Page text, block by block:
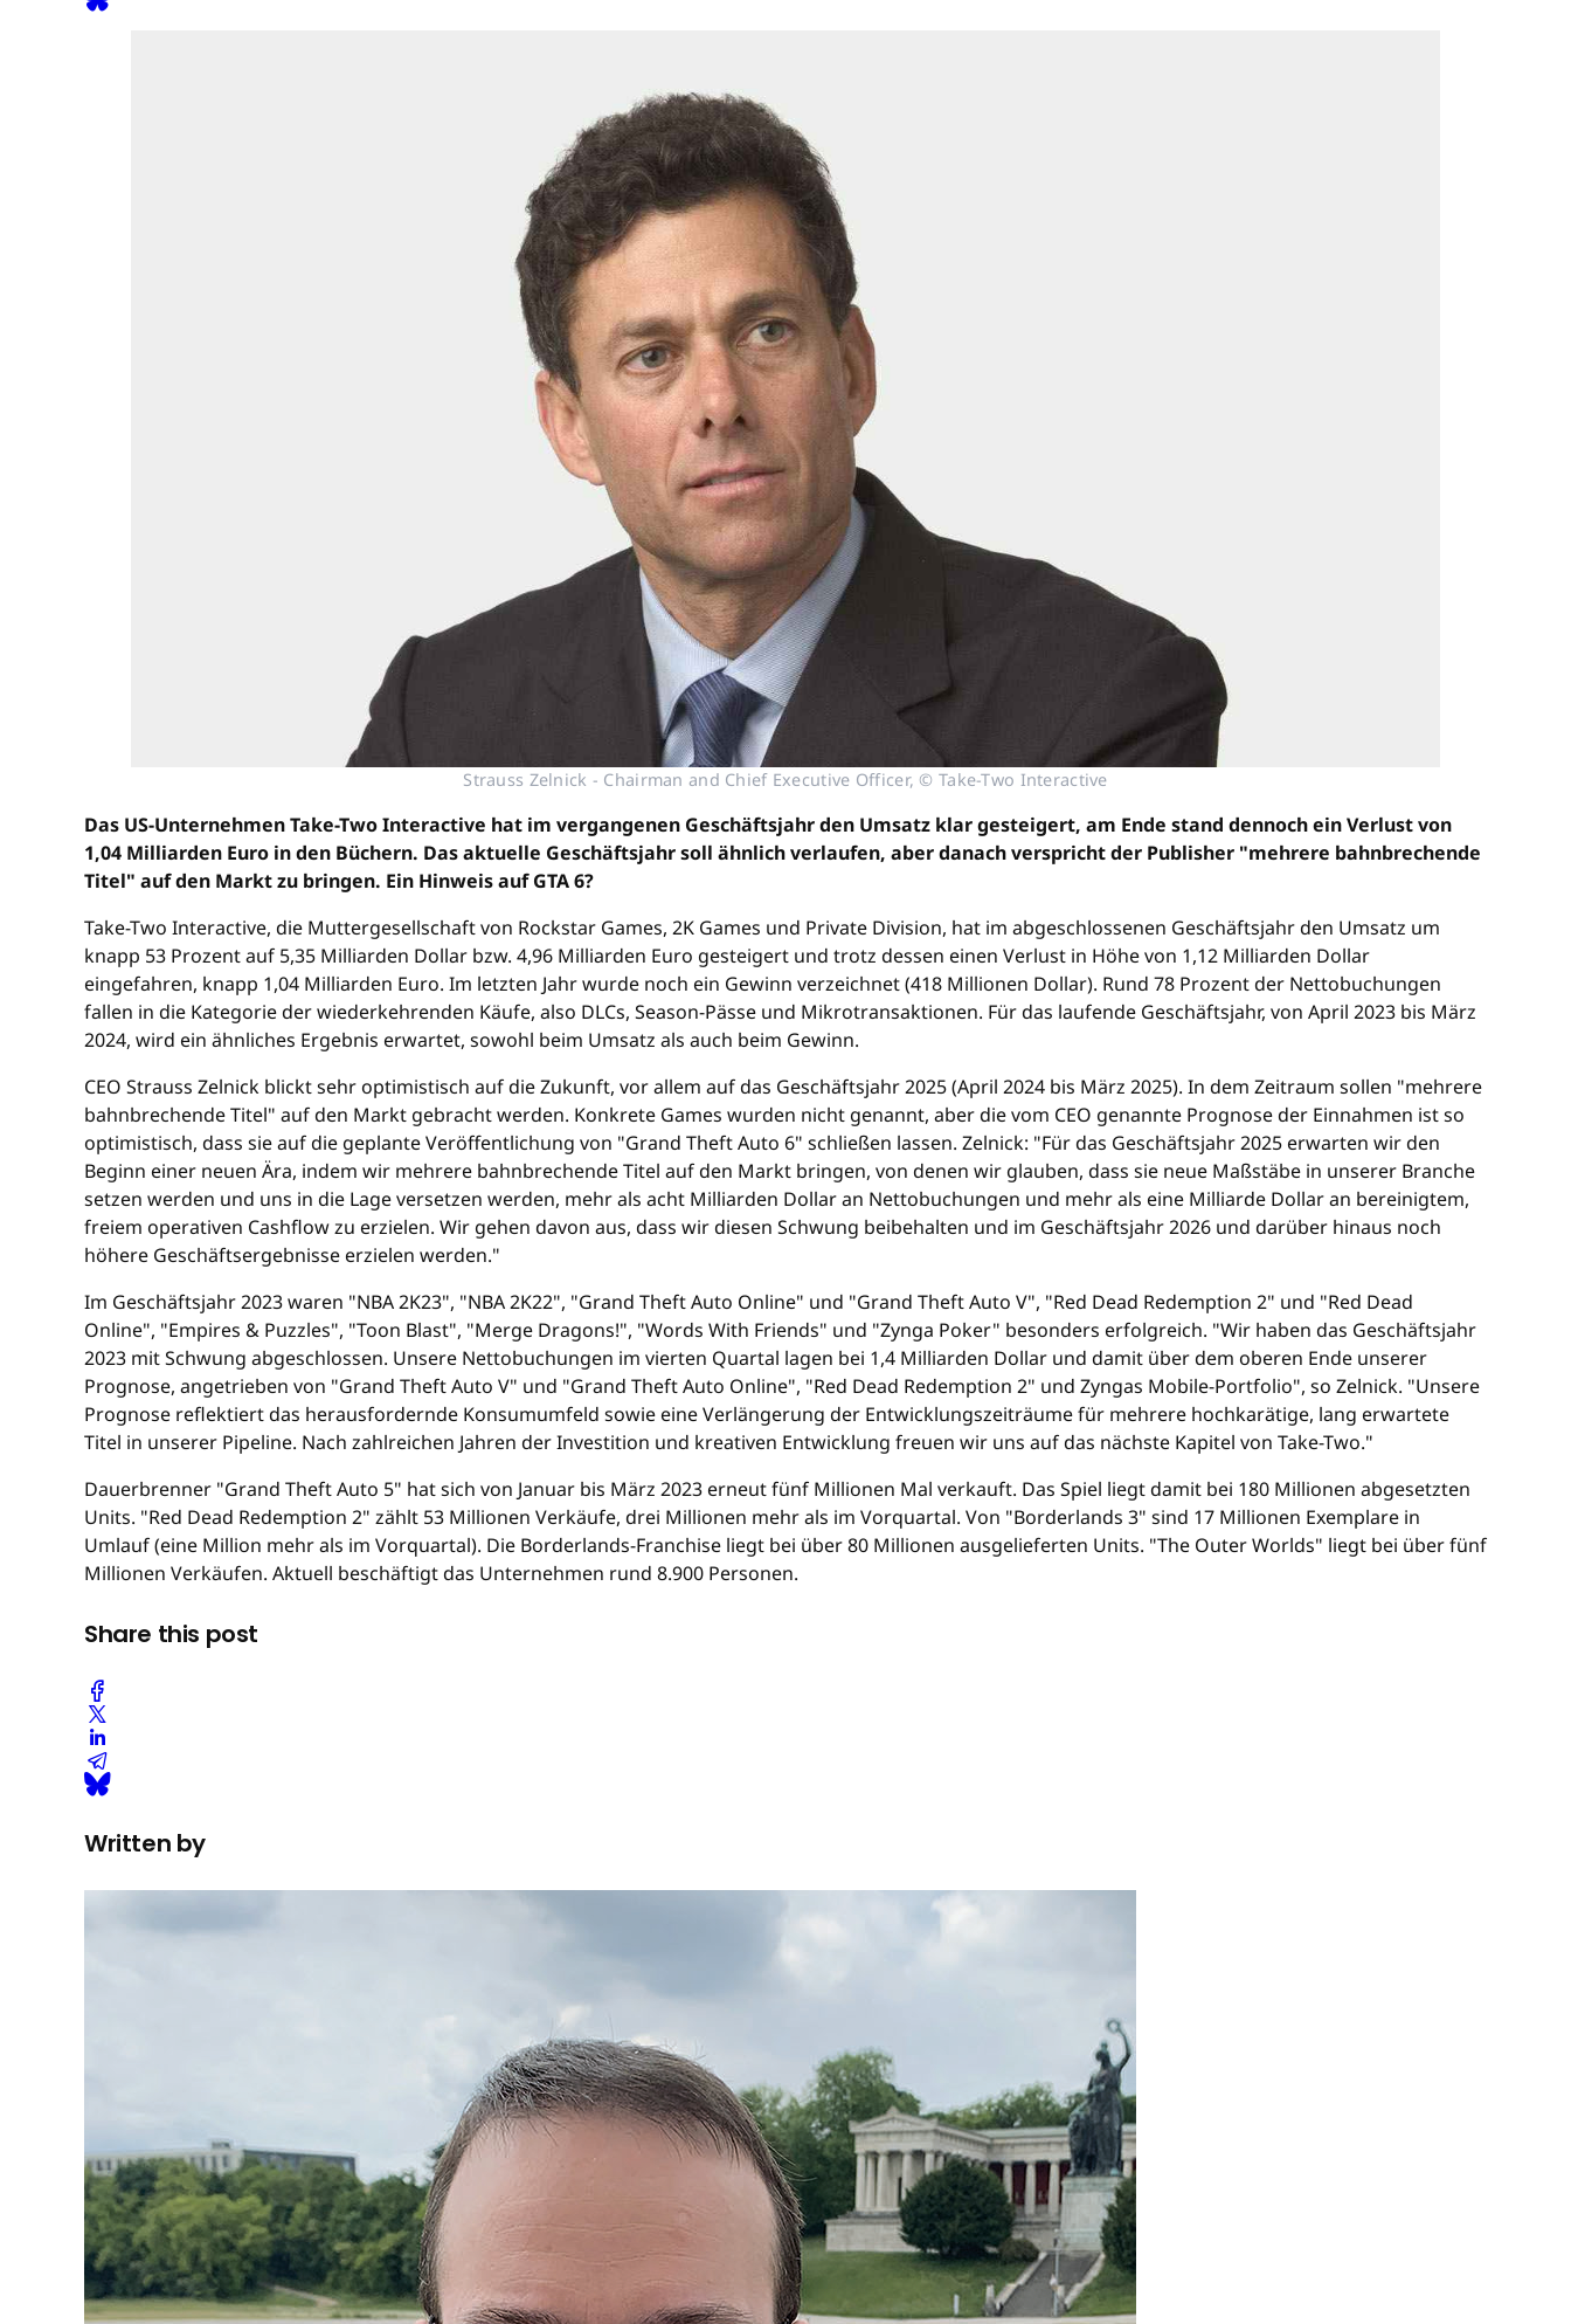
Strauss Zelnick - Chairman and Chief Executive Officer, © Take-Two Interactive
Das US-Unternehmen Take-Two Interactive hat im vergangenen Geschäftsjahr den Umsatz klar gesteigert, am Ende stand dennoch ein Verlust von
1,04 Milliarden Euro in den Büchern. Das aktuelle Geschäftsjahr soll ähnlich verlaufen, aber danach verspricht der Publisher "mehrere bahnbrechende
Titel" auf den Markt zu bringen. Ein Hinweis auf GTA 6?
Take-Two Interactive, die Muttergesellschaft von Rockstar Games, 2K Games und Private Division, hat im abgeschlossenen Geschäftsjahr den Umsatz um
knapp 53 Prozent auf 5,35 Milliarden Dollar bzw. 4,96 Milliarden Euro gesteigert und trotz dessen einen Verlust in Höhe von 1,12 Milliarden Dollar
eingefahren, knapp 1,04 Milliarden Euro. Im letzten Jahr wurde noch ein Gewinn verzeichnet (418 Millionen Dollar). Rund 78 Prozent der Nettobuchungen
fallen in die Kategorie der wiederkehrenden Käufe, also DLCs, Season-Pässe und Mikrotransaktionen. Für das laufende Geschäftsjahr, von April 2023 bis März
2024, wird ein ähnliches Ergebnis erwartet, sowohl beim Umsatz als auch beim Gewinn.
CEO Strauss Zelnick blickt sehr optimistisch auf die Zukunft, vor allem auf das Geschäftsjahr 2025 (April 2024 bis März 2025). In dem Zeitraum sollen "mehrere
bahnbrechende Titel" auf den Markt gebracht werden. Konkrete Games wurden nicht genannt, aber die vom CEO genannte Prognose der Einnahmen ist so
optimistisch, dass sie auf die geplante Veröffentlichung von "Grand Theft Auto 6" schließen lassen. Zelnick: "Für das Geschäftsjahr 2025 erwarten wir den
Beginn einer neuen Ära, indem wir mehrere bahnbrechende Titel auf den Markt bringen, von denen wir glauben, dass sie neue Maßstäbe in unserer Branche
setzen werden und uns in die Lage versetzen werden, mehr als acht Milliarden Dollar an Nettobuchungen und mehr als eine Milliarde Dollar an bereinigtem,
freiem operativen Cashflow zu erzielen. Wir gehen davon aus, dass wir diesen Schwung beibehalten und im Geschäftsjahr 2026 und darüber hinaus noch
höhere Geschäftsergebnisse erzielen werden."
Im Geschäftsjahr 2023 waren "NBA 2K23", "NBA 2K22", "Grand Theft Auto Online" und "Grand Theft Auto V", "Red Dead Redemption 2" und "Red Dead
Online", "Empires & Puzzles", "Toon Blast", "Merge Dragons!", "Words With Friends" und "Zynga Poker" besonders erfolgreich. "Wir haben das Geschäftsjahr
2023 mit Schwung abgeschlossen. Unsere Nettobuchungen im vierten Quartal lagen bei 1,4 Milliarden Dollar und damit über dem oberen Ende unserer
Prognose, angetrieben von "Grand Theft Auto V" und "Grand Theft Auto Online", "Red Dead Redemption 2" und Zyngas Mobile-Portfolio", so Zelnick. "Unsere
Prognose reflektiert das herausfordernde Konsumumfeld sowie eine Verlängerung der Entwicklungszeiträume für mehrere hochkarätige, lang erwartete
Titel in unserer Pipeline. Nach zahlreichen Jahren der Investition und kreativen Entwicklung freuen wir uns auf das nächste Kapitel von Take-Two."
Dauerbrenner "Grand Theft Auto 5" hat sich von Januar bis März 2023 erneut fünf Millionen Mal verkauft. Das Spiel liegt damit bei 180 Millionen abgesetzten
Units. "Red Dead Redemption 2" zählt 53 Millionen Verkäufe, drei Millionen mehr als im Vorquartal. Von "Borderlands 3" sind 17 Millionen Exemplare in
Umlauf (eine Million mehr als im Vorquartal). Die Borderlands-Franchise liegt bei über 80 Millionen ausgelieferten Units. "The Outer Worlds" liegt bei über fünf
Millionen Verkäufen. Aktuell beschäftigt das Unternehmen rund 8.900 Personen.
Share this post
Written by